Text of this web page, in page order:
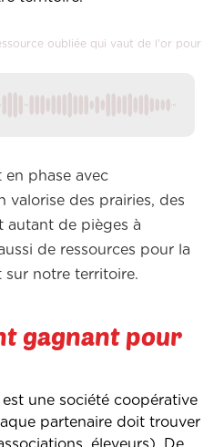
oubliée qui vaut de l'or pour
phase avec
valorise des prairies, des
autant de pièges à
de ressources pour la
sur notre territoire.
gagnant pour
une société coopérative
partenaire doit trouver